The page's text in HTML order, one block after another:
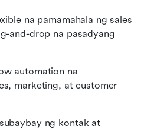
na pamamahala ng sales
and-drop na pasadyang
automation na
marketing, at customer
ng kontak at